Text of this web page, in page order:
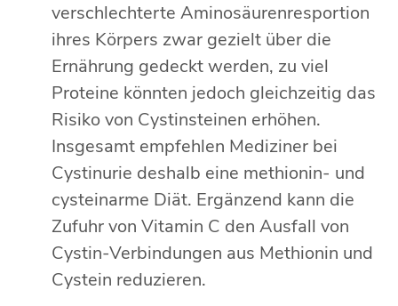
verschlechterte Aminosäurenresportion
ihres Körpers zwar gezielt über die
Ernährung gedeckt werden, zu viel
Proteine könnten jedoch gleichzeitig das
Risiko von Cystinsteinen erhöhen.
Insgesamt empfehlen Mediziner bei
Cystinurie deshalb eine methionin- und
cysteinarme Diät. Ergänzend kann die
Zufuhr von Vitamin C den Ausfall von
Cystin-Verbindungen aus Methionin und
Cystein reduzieren.